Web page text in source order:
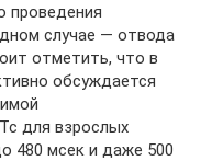
проведения
случае — отвода
отметить, что в
обсуждается
для взрослых
480 мсек и даже 500